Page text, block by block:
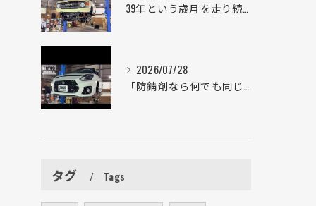
39年という歳月を走り続けた一台。
2026/07/28
「防錆剤なら何でも同じ」は大きな間違い。
タグ Tags